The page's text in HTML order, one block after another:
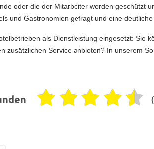
oder die der Mitarbeiter werden geschützt
und Gastronomien gefragt und eine deutliche
als Dienstleistung eingesetzt: Sie
Service anbieten? In unserem